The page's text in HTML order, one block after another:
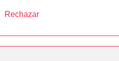
Rechazar